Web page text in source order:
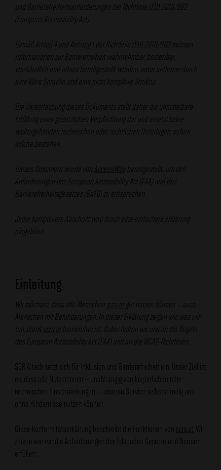
und Barrierefreiheitsanforderungen der Richtlinie (EU) 2019/882
(European Accessibility Act).
Gemäß Artikel 4 und Anhang I der Richtlinie (EU) 2019/882 müssen
Informationen zur Barrierefreiheit wahrnehmbar, bedienbar,
verständlich und robust bereitgestellt werden, unter anderem durch
eine klare Sprache und eine nicht komplexe Struktur.
Die Vereinfachung dieses Dokuments stellt daher die unmittelbare
Erfüllung einer gesetzlichen Verpflichtung dar und ersetzt keine
weitergehenden technischen oder rechtlichen Unterlagen, sofern
solche bestehen.
Dieses Dokument wurde von AccessiWay
bereitgestellt, um den
Anforderungen des European Accessibility Act (EAA) und des
Barrierefreiheitsgesetzes (BaFG) zu entsprechen.
Jeder komplexere Abschnitt wird durch eine einfachere Erklärung
eingeleitet.
Einleitung
Wir möchten, dass alle Menschen scra.at gut nutzen können – auch
Menschen mit Behinderungen. In dieser Erklärung zeigen wir, was wir
tun, damit
scra.at barrierefrei ist. Dabei halten wir uns an die Regeln
des European Accessibility Act (EAA) und an die WCAG-Richtlinien.
SCR Altach setzt sich für Inklusion und Barrierefreiheit ein. Unser Ziel ist
es, dass alle Nutzer:innen – unabhängig von körperlichen oder
technischen Einschränkungen – unseren Service selbstständig und
ohne Hindernisse nutzen können.
Diese Konformitätserklärung beschreibt die Funktionen von scra.at . Wir
zeigen wie wir die Anforderungen der folgenden Gesetze und Normen
erfüllen: